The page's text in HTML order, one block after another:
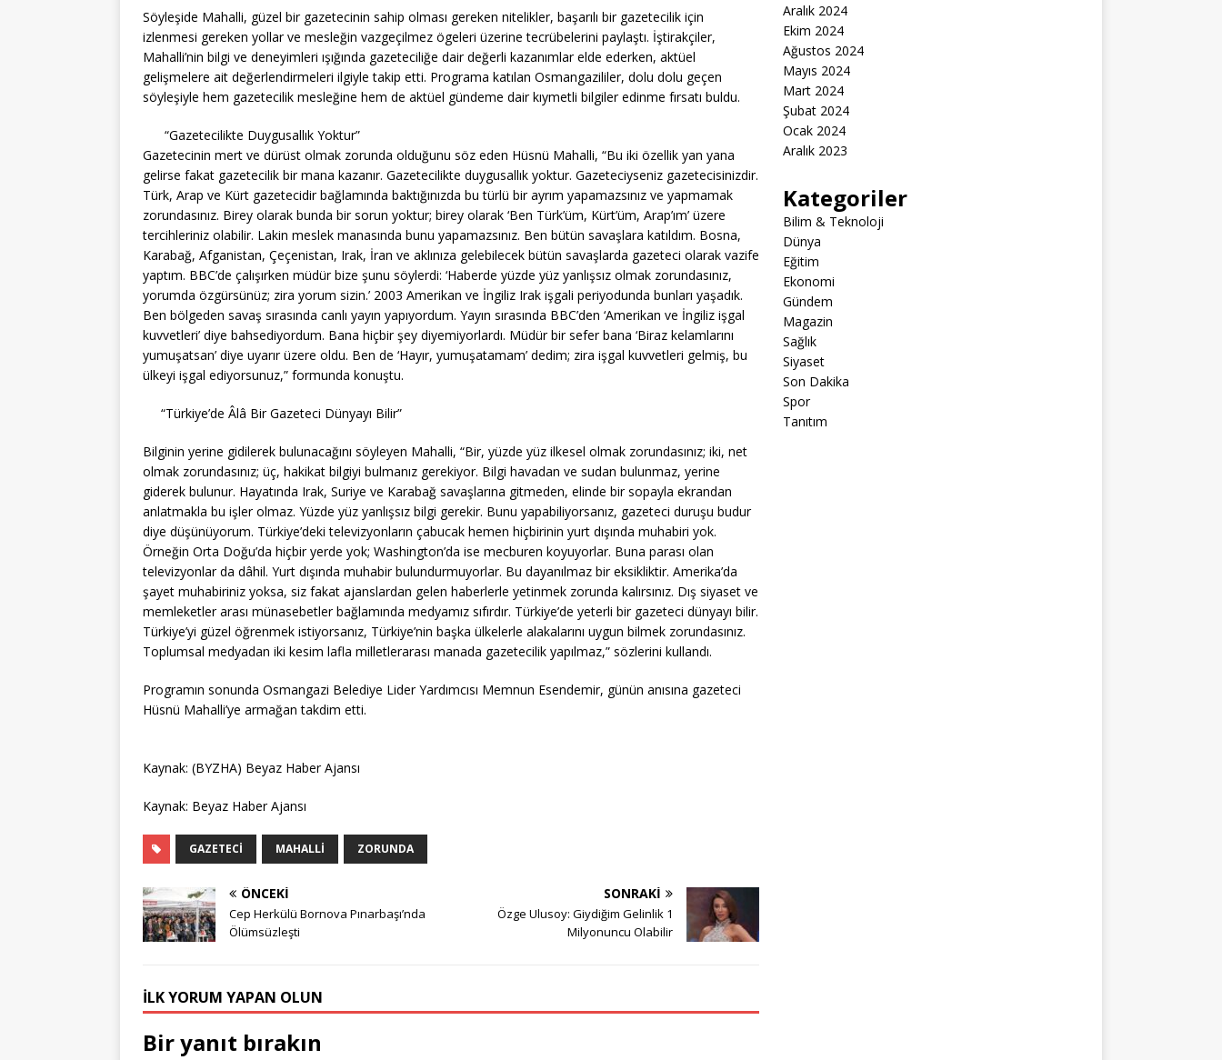
Söyleşide Mahalli, güzel bir gazetecinin sahip olması gereken nitelikler, başarılı bir gazetecilik için
izlenmesi gereken yollar ve mesleğin vazgeçilmez ögeleri üzerine tecrübelerini paylaştı. İştirakçiler,
Mahalli’nin bilgi ve deneyimleri ışığında gazeteciliğe dair değerli kazanımlar elde ederken, aktüel
gelişmelere ait değerlendirmeleri ilgiyle takip etti. Programa katılan Osmangazililer, dolu dolu geçen
söyleşiyle hem gazetecilik mesleğine hem de aktüel gündeme dair kıymetli bilgiler edinme fırsatı buldu.
“Gazetecilikte Duygusallık Yoktur”
Gazetecinin mert ve dürüst olmak zorunda olduğunu söz eden Hüsnü Mahalli, “Bu iki özellik yan yana
gelirse fakat gazetecilik bir mana kazanır. Gazetecilikte duygusallık yoktur. Gazeteciyseniz gazetecisinizdir.
Türk, Arap ve Kürt gazetecidir bağlamında baktığınızda bu türlü bir ayrım yapamazsınız ve yapmamak
zorundasınız. Birey olarak bunda bir sorun yoktur; birey olarak ‘Ben Türk’üm, Kürt’üm, Arap’ım’ üzere
tercihleriniz olabilir. Lakin meslek manasında bunu yapamazsınız. Ben bütün savaşlara katıldım. Bosna,
Karabağ, Afganistan, Çeçenistan, Irak, İran ve aklınıza gelebilecek bütün savaşlarda gazeteci olarak vazife
yaptım. BBC’de çalışırken müdür bize şunu söylerdi: ‘Haberde yüzde yüz yanlışsız olmak zorundasınız,
yorumda özgürsünüz; zira yorum sizin.’ 2003 Amerikan ve İngiliz Irak işgali periyodunda bunları yaşadık.
Ben bölgeden savaş sırasında canlı yayın yapıyordum. Yayın sırasında BBC’den ‘Amerikan ve İngiliz işgal
kuvvetleri’ diye bahsediyordum. Bana hiçbir şey diyemiyorlardı. Müdür bir sefer bana ‘Biraz kelamlarını
yumuşatsan’ diye uyarır üzere oldu. Ben de ‘Hayır, yumuşatamam’ dedim; zira işgal kuvvetleri gelmiş, bu
ülkeyi işgal ediyorsunuz,” formunda konuştu.
“Türkiye’de Âlâ Bir Gazeteci Dünyayı Bilir”
Bilginin yerine gidilerek bulunacağını söyleyen Mahalli, “Bir, yüzde yüz ilkesel olmak zorundasınız; iki, net
olmak zorundasınız; üç, hakikat bilgiyi bulmanız gerekiyor. Bilgi havadan ve sudan bulunmaz, yerine
giderek bulunur. Hayatında Irak, Suriye ve Karabağ savaşlarına gitmeden, elinde bir sopayla ekrandan
anlatmakla bu işler olmaz. Yüzde yüz yanlışsız bilgi gerekir. Bunu yapabiliyorsanız, gazeteci duruşu budur
diye düşünüyorum. Türkiye’deki televizyonların çabucak hemen hiçbirinin yurt dışında muhabiri yok.
Örneğin Orta Doğu’da hiçbir yerde yok; Washington’da ise mecburen koyuyorlar. Buna parası olan
televizyonlar da dâhil. Yurt dışında muhabir bulundurmuyorlar. Bu dayanılmaz bir eksikliktir. Amerika’da
şayet muhabiriniz yoksa, siz fakat ajanslardan gelen haberlerle yetinmek zorunda kalırsınız. Dış siyaset ve
memleketler arası münasebetler bağlamında medyamız sıfırdır. Türkiye’de yeterli bir gazeteci dünyayı bilir.
Türkiye’yi güzel öğrenmek istiyorsanız, Türkiye’nin başka ülkelerle alakalarını uygun bilmek zorundasınız.
Toplumsal medyadan iki kesim lafla milletlerarası manada gazetecilik yapılmaz,” sözlerini kullandı.
Programın sonunda Osmangazi Belediye Lider Yardımcısı Memnun Esendemir, günün anısına gazeteci
Hüsnü Mahalli’ye armağan takdim etti.
Kaynak: (BYZHA) Beyaz Haber Ajansı
Kaynak: Beyaz Haber Ajansı
GAZETECI MAHALLI ZORUNDA
ÖNCEKI
Cep Herkülü Bornova Pınarbaşı’nda
Ölümsüzleşti
SONRAKI
Özge Ulusoy: Giydiğim Gelinlik 1
Milyonuncu Olabilir
İLK YORUM YAPAN OLUN
Bir yanıt bırakın
Aralık 2024
Ekim 2024
Ağustos 2024
Mayıs 2024
Mart 2024
Şubat 2024
Ocak 2024
Aralık 2023
Kategoriler
Bilim & Teknoloji
Dünya
Eğitim
Ekonomi
Gündem
Magazin
Sağlık
Siyaset
Son Dakika
Spor
Tanıtım